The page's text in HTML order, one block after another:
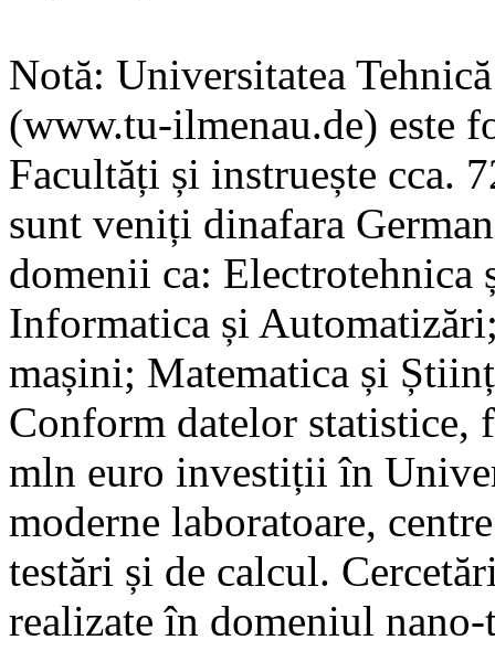
Notă: Universitatea
(www.tu-ilmenau.de) este
Facultăți și instruește cca.
sunt veniți dinafara
domenii ca:
Informatica și
mașini; Matematica și
Conform datelor statistice,
mln euro investiții în
moderne laboratoare,
testări și de calcul.
realizate în domeniul